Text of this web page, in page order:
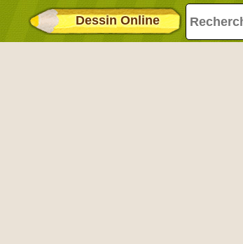
Dessin Online